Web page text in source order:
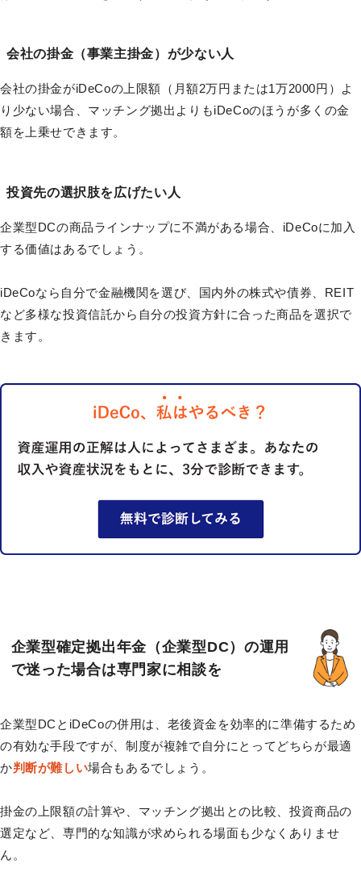
会社の掛金（事業主掛金）が少ない人
会社の掛金がiDeCoの上限額（月額2万円または1万2000円）よ
り少ない場合、マッチング拠出よりもiDeCoのほうが多くの金
額を上乗せできます。
投資先の選択肢を広げたい人
企業型DCの商品ラインナップに不満がある場合、iDeCoに加入
する価値はあるでしょう。
iDeCoなら自分で金融機関を選び、国内外の株式や債券、REIT
など多様な投資信託から自分の投資方針に合った商品を選択で
きます。
企業型確定拠出年金（企業型DC）の運用
で迷った場合は専門家に相談を
企業型DCとiDeCoの併用は、老後資金を効率的に準備するため
の有効な手段ですが、制度が複雑で自分にとってどちらが最適
か判断が難しい場合もあるでしょう。
掛金の上限額の計算や、マッチング拠出との比較、投資商品の
選定など、専門的な知識が求められる場面も少なくありませ
ん。